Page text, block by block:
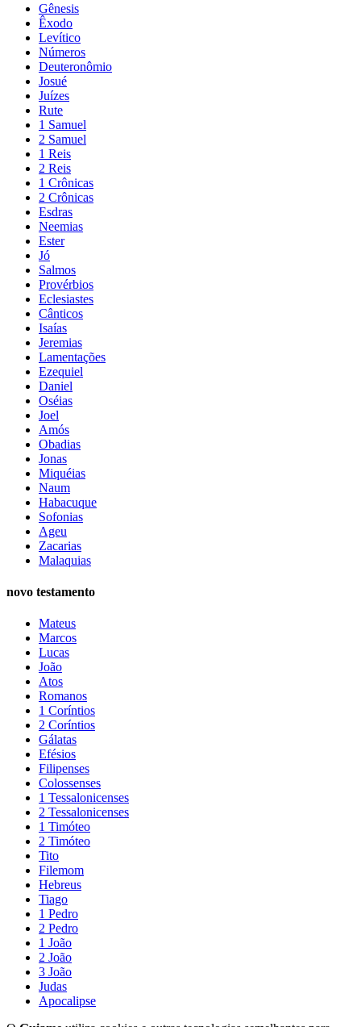
Gênesis
Êxodo
Levítico
Números
Deuteronômio
Josué
Juízes
Rute
1 Samuel
2 Samuel
1 Reis
2 Reis
1 Crônicas
2 Crônicas
Esdras
Neemias
Ester
Jó
Salmos
Provérbios
Eclesiastes
Cânticos
Isaías
Jeremias
Lamentações
Ezequiel
Daniel
Oséias
Joel
Amós
Obadias
Jonas
Miquéias
Naum
Habacuque
Sofonias
Ageu
Zacarias
Malaquias
novo testamento
Mateus
Marcos
Lucas
João
Atos
Romanos
1 Coríntios
2 Coríntios
Gálatas
Efésios
Filipenses
Colossenses
1 Tessalonicenses
2 Tessalonicenses
1 Timóteo
2 Timóteo
Tito
Filemom
Hebreus
Tiago
1 Pedro
2 Pedro
1 João
2 João
3 João
Judas
Apocalipse